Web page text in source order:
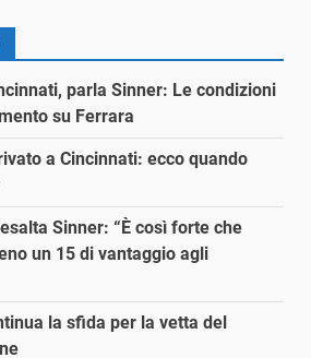
parla Sinner: Le condizioni
su Ferrara
a Cincinnati: ecco quando
Sinner: “È così forte che
un 15 di vantaggio agli
la sfida per la vetta del